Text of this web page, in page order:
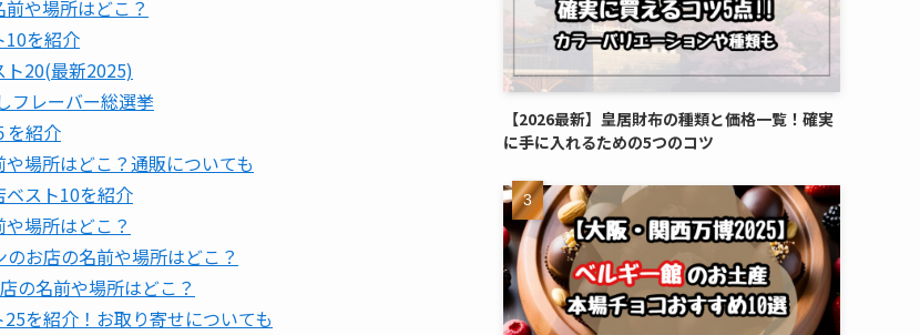
や場所はどこ？
10を紹介
ト20(最新2025)
フレーバー総選挙
を紹介
場所はどこ？通販についても
ベスト10を紹介
場所はどこ？
お店の名前や場所はどこ？
の名前や場所はどこ？
を紹介！お取り寄せについても
【2026最新】皇居財布の種類と価格一覧！確実
に手に入れるための5つのコツ